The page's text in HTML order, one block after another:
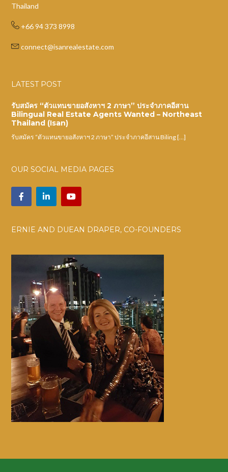
Thailand
+66 94 373 8998
connect@isanrealestate.com
LATEST POST
รับสมัคร “ตัวแทนขายอสังหาฯ 2 ภาษา” ประจำภาคอีสาน
Bilingual Real Estate Agents Wanted – Northeast
Thailand (Isan)
รับสมัคร “ตัวแทนขายอสังหาฯ 2 ภาษา” ประจำภาคอีสาน Biling […]
OUR SOCIAL MEDIA PAGES
ERNIE AND DUEAN DRAPER, CO-FOUNDERS